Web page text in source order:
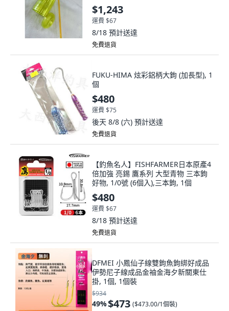
$1,243
運費 $67
8/18 預計送達
免費退貨
FUKU-HIMA 炫彩鋁柄大鉤 (加長型), 1
個
$480
運費 $75
後天 8/8 (六) 預計送達
免費退貨
【釣魚名人】FISHFARMER日本原產4
倍加強 亮錫 鷹系列 大型青物 三本鉤
好物, 1/0號 (6個入),三本鉤, 1個
$480
運費 $67
8/18 預計送達
免費退貨
DFMEI 小鳳仙子線雙鉤魚鉤綁好成品
伊勢尼子線成品金袖金海夕新關東仕
掛, 1個, 1個裝
$934
49%$473 ($473.00/1個裝)